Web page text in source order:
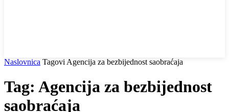
Naslovnica Tagovi Agencija za bezbijednost saobraćaja
Tag: Agencija za bezbijednost
saobraćaja